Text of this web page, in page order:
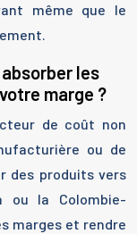
même que le
les
marge ?
de coût non
ou de
des produits vers
ou la Colombie-
marges et rendre